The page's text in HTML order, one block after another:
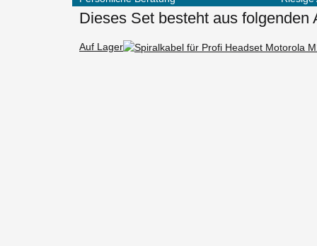
Dieses Set besteht aus folgenden
Auf Lager